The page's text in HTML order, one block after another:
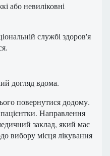
або невиліковні
службі здоров'я
догляд вдома.
повернутися додому.
Направлення
заклад, який має
вибору місця лікування